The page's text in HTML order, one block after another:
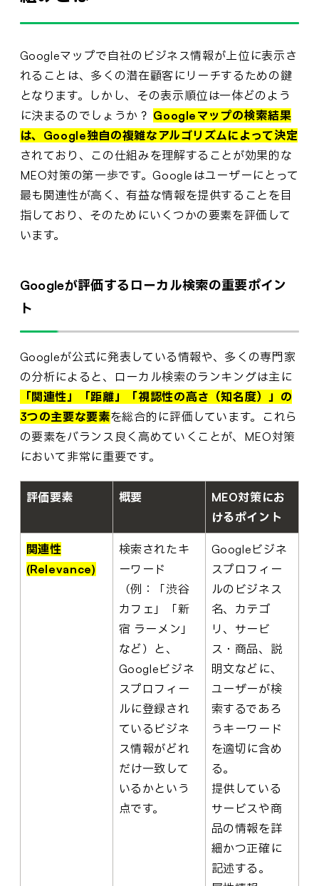
Googleマップで自社のビジネス情報が上位に表示さ
れることは、多くの潜在顧客にリーチするための鍵
となります。しかし、その表示順位は一体どのよう
に決まるのでしょうか？ Googleマップの検索結果
は、Google独自の複雑なアルゴリズムによって決定
されており、この仕組みを理解することが効果的な
MEO対策の第一歩です。Googleはユーザーにとって
最も関連性が高く、有益な情報を提供することを目
指しており、そのためにいくつかの要素を評価して
います。
Googleが評価するローカル検索の重要ポイン
ト
Googleが公式に発表している情報や、多くの専門家
の分析によると、ローカル検索のランキングは主に
「関連性」「距離」「視認性の高さ（知名度）」の
3つの主要な要素を総合的に評価しています。これら
の要素をバランス良く高めていくことが、MEO対策
において非常に重要です。
評価要素 概要
MEO対策にお
けるポイント
関連性
(Relevance)
検索されたキ
ーワード
（例：「渋谷
カフェ」「新
宿 ラーメン」
など）と、
Googleビジネ
スプロフィー
ルに登録され
ているビジネ
ス情報がどれ
だけ一致して
いるかという
点です。
Googleビジネ
スプロフィー
ルのビジネス
名、カテゴ
リ、サービ
ス・商品、説
明文などに、
ユーザーが検
索するであろ
うキーワード
を適切に含め
る。
提供している
サービスや商
品の情報を詳
細かつ正確に
記述する。